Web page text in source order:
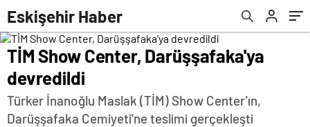
Eskişehir Haber
TİM Show Center, Darüşşafaka'ya
devredildi
Türker İnanoğlu Maslak (TİM) Show Center'ın,
Darüşşafaka Cemiyeti'ne teslimi gerçekleşti